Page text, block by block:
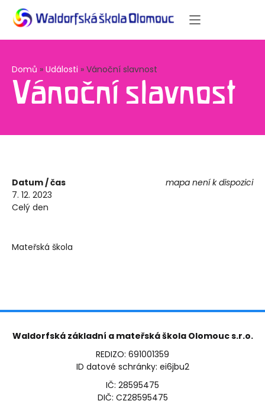
Domů » Události » Vánoční slavnost
Vánoční slavnost
mapa není k dispozici
Datum / čas
7. 12. 2023
Celý den
Mateřská škola
Waldorfská základní a mateřská škola Olomouc s.r.o.
REDIZO: 691001359
ID datové schránky: ei6jbu2
IČ: 28595475
DIČ: CZ28595475